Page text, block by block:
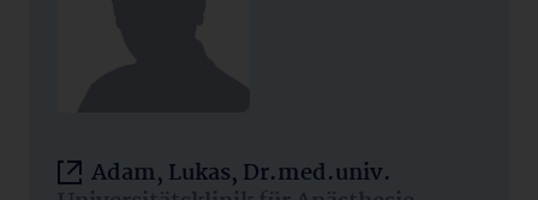
Adam, Lukas, Dr.med.univ.